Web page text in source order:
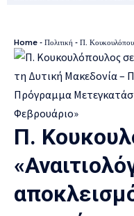
Home - Πολιτική - Π. Κουκουλόπουλος:
Π.